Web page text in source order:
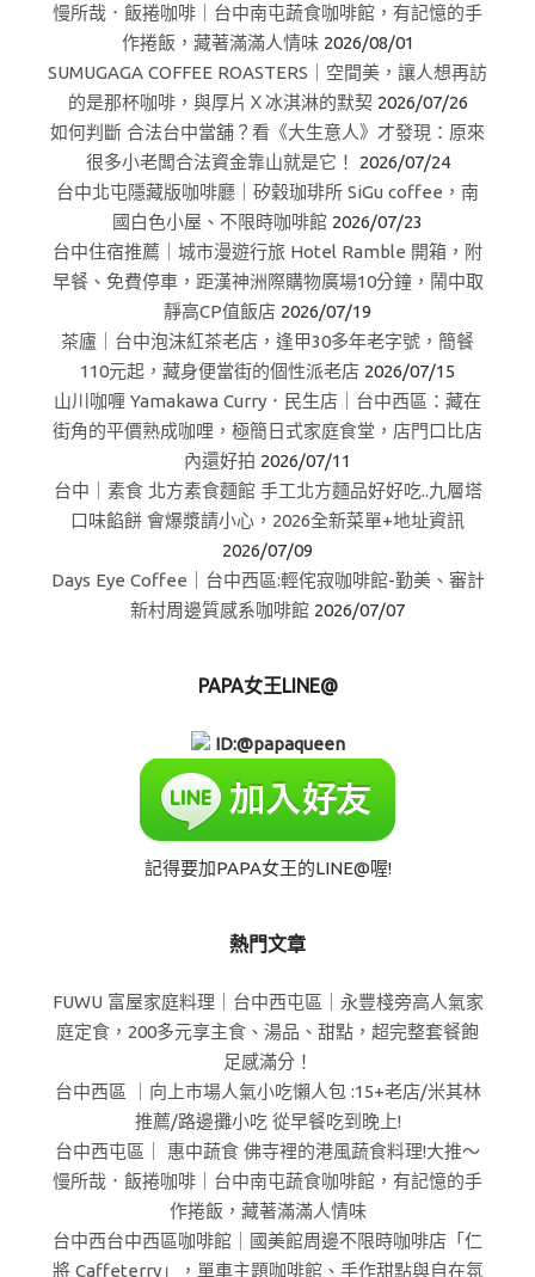
慢所哉．飯捲咖啡｜台中南屯蔬食咖啡館，有記憶的手
作捲飯，藏著滿滿人情味 2026/08/01
SUMUGAGA COFFEE ROASTERS｜空間美，讓人想再訪
的是那杯咖啡，與厚片Ｘ冰淇淋的默契 2026/07/26
如何判斷 合法台中當舖？看《大生意人》才發現：原來
很多小老闆合法資金靠山就是它！
2026/07/24
台中北屯隱藏版咖啡廳｜矽穀珈琲所 SiGu coffee，南
國白色小屋、不限時咖啡館 2026/07/23
台中住宿推薦｜城市漫遊行旅 Hotel Ramble 開箱，附
早餐、免費停車，距漢神洲際購物廣場10分鐘，鬧中取
靜高CP值飯店 2026/07/19
茶廬｜台中泡沫紅茶老店，逢甲30多年老字號，簡餐
110元起，藏身便當街的個性派老店 2026/07/15
山川咖喱 Yamakawa Curry．民生店｜台中西區：藏在
街角的平價熟成咖哩，極簡日式家庭食堂，店門口比店
內還好拍 2026/07/11
台中｜素食 北方素食麵館 手工北方麵品好好吃..九層塔
口味餡餅 會爆漿請小心，2026全新菜單+地址資訊
2026/07/09
Days Eye Coffee｜台中西區:輕侘寂咖啡館-勤美、審計
新村周邊質感系咖啡館 2026/07/07
PAPA女王LINE@
ID:@papaqueen
記得要加PAPA女王的LINE@喔!
熱門文章
FUWU 富屋家庭料理｜台中西屯區｜永豐棧旁高人氣家
庭定食，200多元享主食、湯品、甜點，超完整套餐飽
足感滿分！
台中西區 ｜向上市場人氣小吃懶人包 :15+老店/米其林
推薦/路邊攤小吃 從早餐吃到晚上!
台中西屯區｜ 惠中蔬食 佛寺裡的港風蔬食料理!大推～
慢所哉．飯捲咖啡｜台中南屯蔬食咖啡館，有記憶的手
作捲飯，藏著滿滿人情味
台中西台中西區咖啡館｜國美館周邊不限時咖啡店「仁
將 Caffeterry」，單車主題咖啡館、手作甜點與自在氛